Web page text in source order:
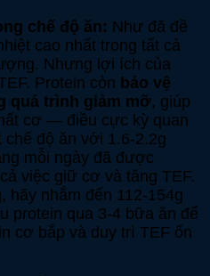
chế độ ăn: Như đã đề
cao nhất trong tất cả
Nhưng lợi ích của
Protein còn bảo vệ
quá trình giảm mỡ, giúp
cơ — điều cực kỳ quan
độ ăn với 1.6-2.2g
mỗi ngày đã được
việc giữ cơ và tăng TEF.
hãy nhắm đến 112-154g
protein qua 3-4 bữa ăn để
cơ bắp và duy trì TEF ổn